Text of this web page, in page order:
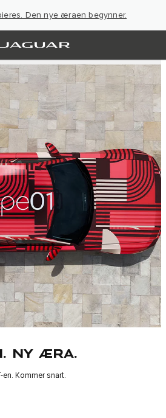
Den nye æraen begynner.
NY ÆRA.
en. Kommer snart.